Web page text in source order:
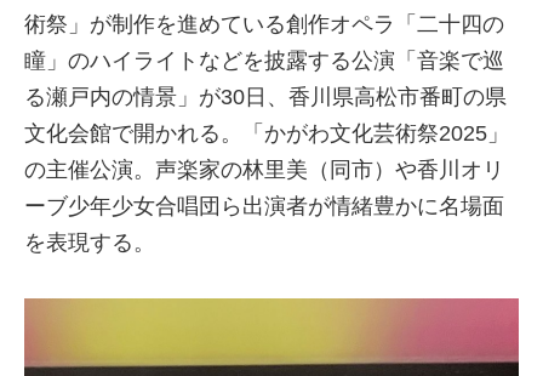
術祭」が制作を進めている創作オペラ「二十四の
瞳」のハイライトなどを披露する公演「音楽で巡
る瀬戸内の情景」が30日、香川県高松市番町の県
文化会館で開かれる。「かがわ文化芸術祭2025」
の主催公演。声楽家の林里美（同市）や香川オリ
ーブ少年少女合唱団ら出演者が情緒豊かに名場面
を表現する。